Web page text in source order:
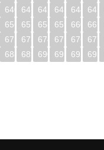
640
641 642 643 644 645
656
657 658 659 660 661
672
673 674 675 676 677
688
689 690 691 692 693